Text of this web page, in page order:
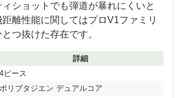
ショットでも弾道が暴れにくいと
離性能に関してはプロV1ファミリ
つ抜けた存在です。
詳細
4ピース
ポリブタジエン デュアルコア